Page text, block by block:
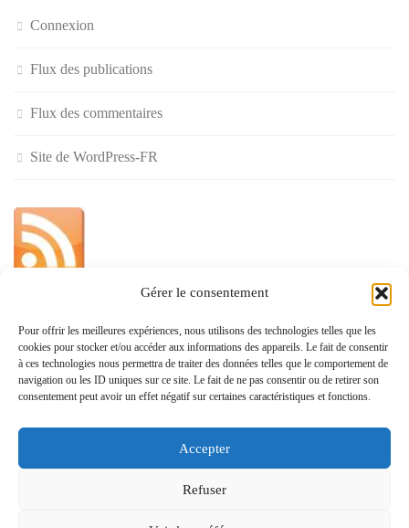
Gérer le consentement
Pour offrir les meilleures expériences, nous utilisons des technologies telles que les
cookies pour stocker et/ou accéder aux informations des appareils. Le fait de consentir
à ces technologies nous permettra de traiter des données telles que le comportement de
navigation ou les ID uniques sur ce site. Le fait de ne pas consentir ou de retirer son
consentement peut avoir un effet négatif sur certaines caractéristiques et fonctions.
Accepter
Refuser
Connexion
Flux des publications
Flux des commentaires
Site de WordPress-FR
»
Politique de confidentialité
www.monvoisin.xyz © 2026. Tous droits réservés.